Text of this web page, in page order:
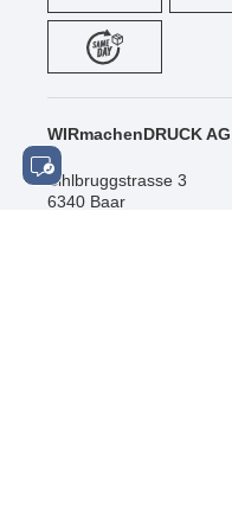
WIRmachenDRUCK AG
Sihlbruggstrasse 3
6340 Baar